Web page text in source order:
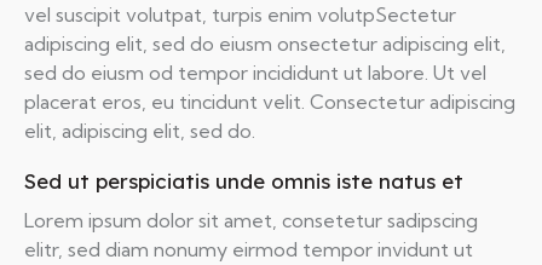
vel suscipit volutpat, turpis enim volutpSectetur
adipiscing elit, sed do eiusm onsectetur adipiscing elit,
sed do eiusm od tempor incididunt ut labore. Ut vel
placerat eros, eu tincidunt velit. Consectetur adipiscing
elit, adipiscing elit, sed do.
Sed ut perspiciatis unde omnis iste natus et
Lorem ipsum dolor sit amet, consetetur sadipscing
elitr, sed diam nonumy eirmod tempor invidunt ut